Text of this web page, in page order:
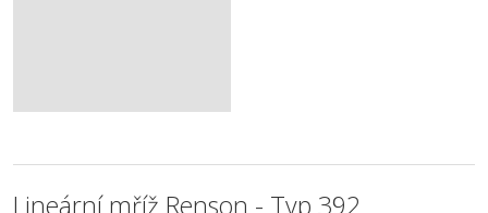
Lineární mříž Renson - Typ 392